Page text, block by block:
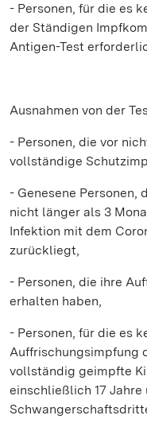
- Personen, für die es
der Ständigen
Antigen-Test
Ausnahmen von der
- Personen, die vor
vollständige
- Genesene Personen,
nicht länger als 3
Infektion mit dem
zurückliegt,
- Personen, die ihre
erhalten haben,
- Personen, für die es
Auffrischungsimpfung
vollständig geimpfte
einschließlich 17